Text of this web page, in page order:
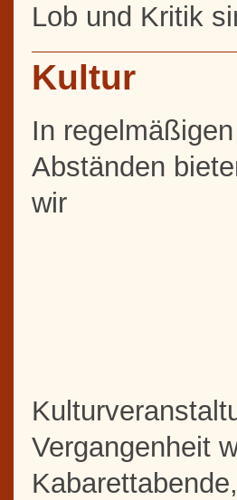
Lob und Kritik
Kultur
In regelmäßigen
Abständen
wir
Vergangenheit